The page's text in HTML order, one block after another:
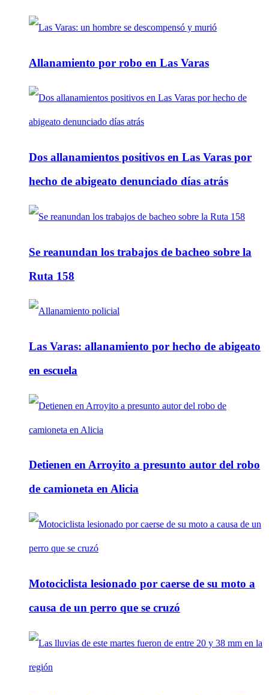
Allanamiento por robo en Las Varas
Dos allanamientos positivos en Las Varas por
hecho de abigeato denunciado días atrás
Se reanundan los trabajos de bacheo sobre la
Ruta 158
Las Varas: allanamiento por hecho de abigeato
en escuela
Detienen en Arroyito a presunto autor del robo
de camioneta en Alicia
Motociclista lesionado por caerse de su moto a
causa de un perro que se cruzó